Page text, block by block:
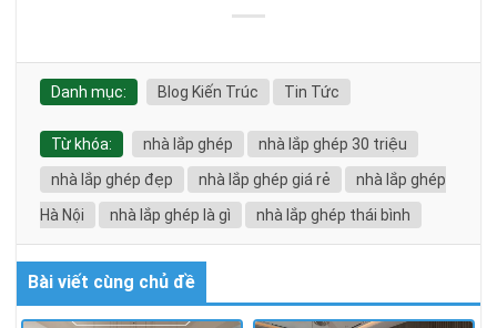
Danh mục: Blog Kiến Trúc Tin Tức
Từ khóa: nhà lắp ghép
nhà lắp ghép 30 triệu
nhà lắp ghép đẹp
nhà lắp ghép giá rẻ
nhà lắp ghép
Hà Nội
nhà lắp ghép là gì nhà lắp ghép thái bình
Bài viết cùng chủ đề